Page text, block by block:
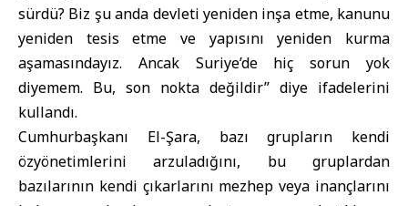
sürdü? Biz şu anda devleti yeniden inşa etme, kanunu
yeniden tesis etme ve yapısını yeniden kurma
aşamasındayız. Ancak Suriye’de hiç sorun yok
diyemem. Bu, son nokta değildir” diye ifadelerini
kullandı.
Cumhurbaşkanı El-Şara, bazı grupların kendi
özyönetimlerini arzuladığını, bu gruplardan
bazılarının kendi çıkarlarını mezhep veya inançlarını